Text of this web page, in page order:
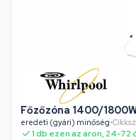
Főzőzóna 1400/
eredeti (gyári) minőség•
1 db ezen az áron, 24-